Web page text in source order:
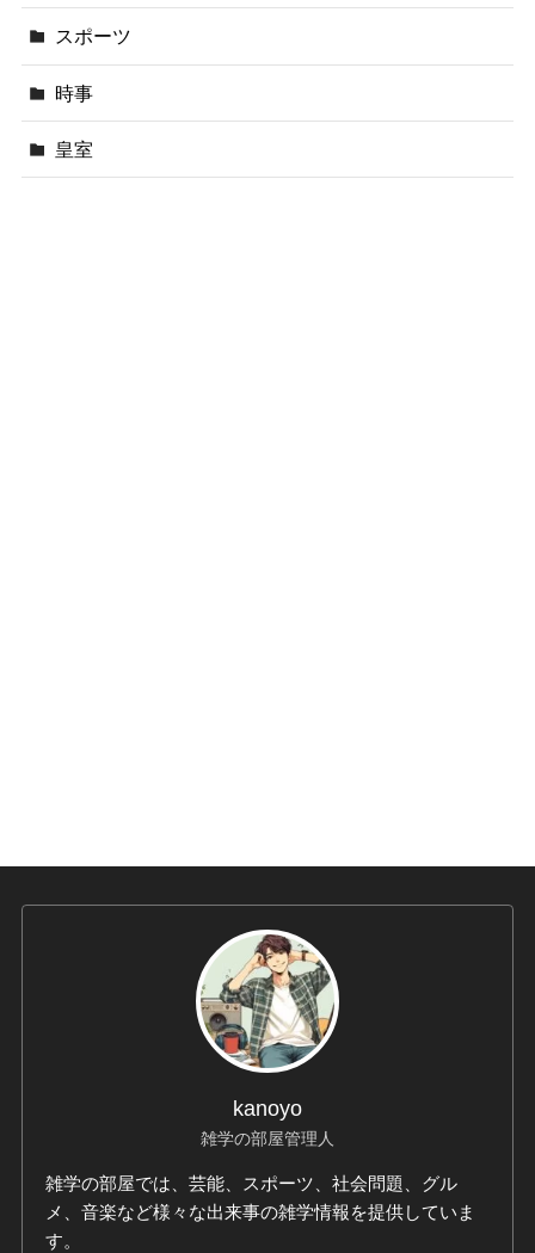
スポーツ
時事
皇室
kanoyo
雑学の部屋管理人
雑学の部屋では、芸能、スポーツ、社会問題、グル
メ、音楽など様々な出来事の雑学情報を提供していま
す。